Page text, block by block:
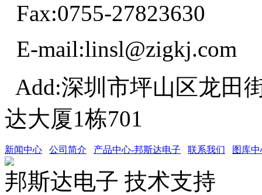
Fax:0755-27823630
E-mail:linsl@zigkj.com
Add:深圳市坪山区龙田
达大厦1栋701
新闻中心 公司简介 产品中心-邦斯达电子 联系我们 图库
邦斯达电子 技术支持